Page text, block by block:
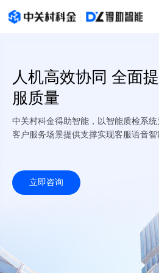
人机高效协同 全面
服质量
中关村科金得助智能，以智能质检系
客户服务场景提供支撑实现客服语音
立即咨询